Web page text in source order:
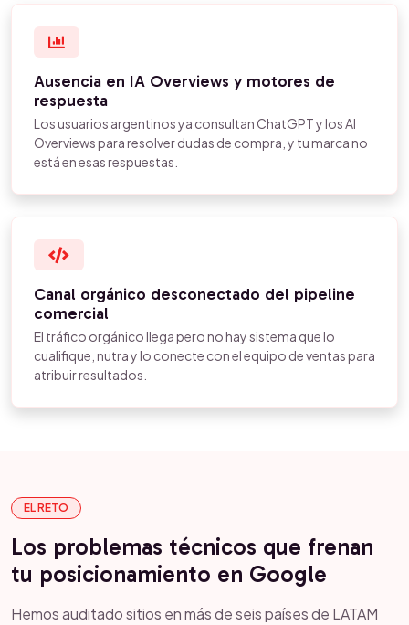
Ausencia en IA Overviews y motores de
respuesta
Los usuarios argentinos ya consultan ChatGPT y los AI
Overviews para resolver dudas de compra, y tu marca no
está en esas respuestas.
Canal orgánico desconectado del pipeline
comercial
El tráfico orgánico llega pero no hay sistema que lo
cualifique, nutra y lo conecte con el equipo de ventas para
atribuir resultados.
EL RETO
Los problemas técnicos que frenan
tu posicionamiento en Google
Hemos auditado sitios en más de seis países de LATAM